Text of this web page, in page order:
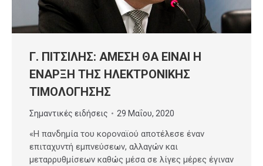
Γ. ΠΙΤΣΙΛΗΣ: ΑΜΕΣΗ ΘΑ ΕΙΝΑΙ Η
ΕΝΑΡΞΗ ΤΗΣ ΗΛΕΚΤΡΟΝΙΚΗΣ
ΤΙΜΟΛΟΓΗΣΗΣ
Σημαντικές ειδήσεις 29 Μαΐου, 2020
«Η πανδημία του κοροναϊού αποτέλεσε έναν
επιταχυντή εμπνεύσεων, αλλαγών και
μεταρρυθμίσεων καθώς μέσα σε λίγες μέρες έγιναν